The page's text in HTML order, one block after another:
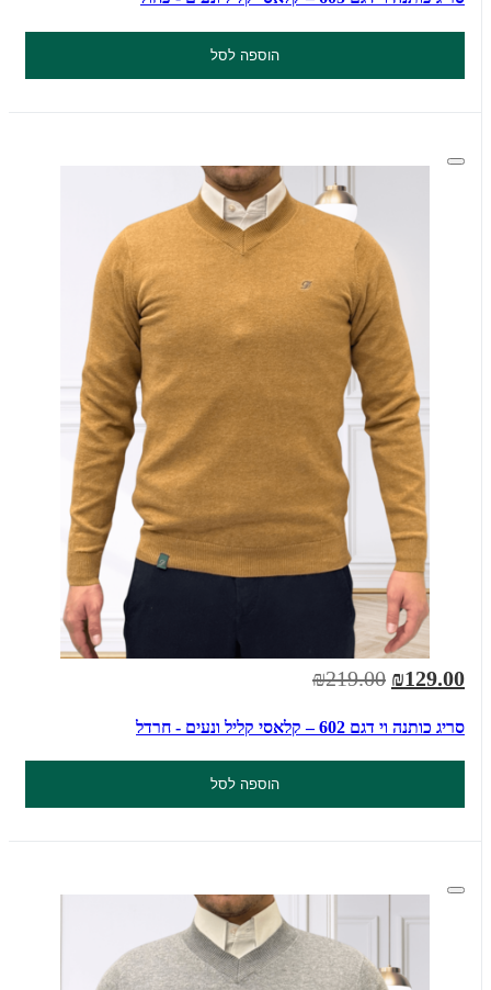
הוספה לסל
₪129.00
₪219.00
סריג כותנה וי דגם 602 – קלאסי קליל ונעים - חרדל
הוספה לסל